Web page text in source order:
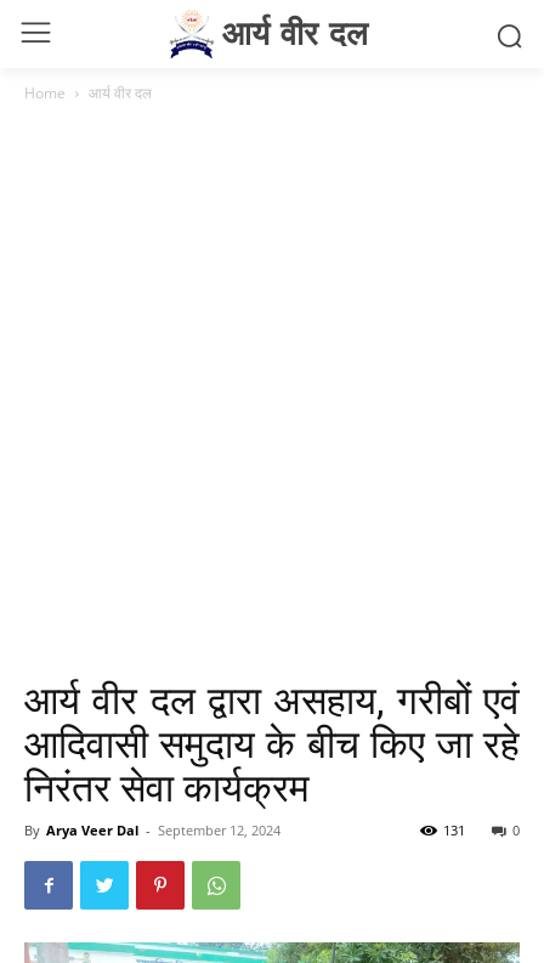
आर्य वीर दल
Home आर्य वीर दल
आर्य वीर दल द्वारा असहाय, गरीबों एवं
आदिवासी समुदाय के बीच किए जा रहे
निरंतर सेवा कार्यक्रम
By Arya Veer Dal - September 12, 2024 0
131